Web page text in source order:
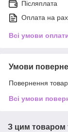
Післяплата
Оплата на
Всі умови
Умови
Повернення
Всі умови
З цим товаром